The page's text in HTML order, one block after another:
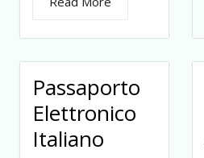
Passaporto
Elettronico
Italiano